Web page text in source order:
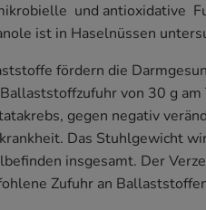
und antioxidative
ist in Haselnüssen
fördern die
von 30 g
gegen negativ
Das Stuhlgewicht
insgesamt. Der
Zufuhr an